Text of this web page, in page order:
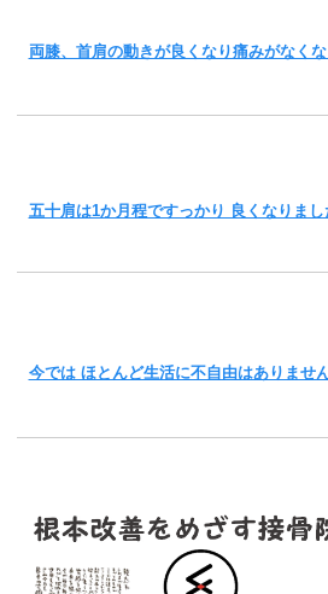
両膝、首肩の動きが良くなり痛みがなくな
五十肩は1か月程ですっかり 良くなりまし
今では ほとんど生活に不自由はありません